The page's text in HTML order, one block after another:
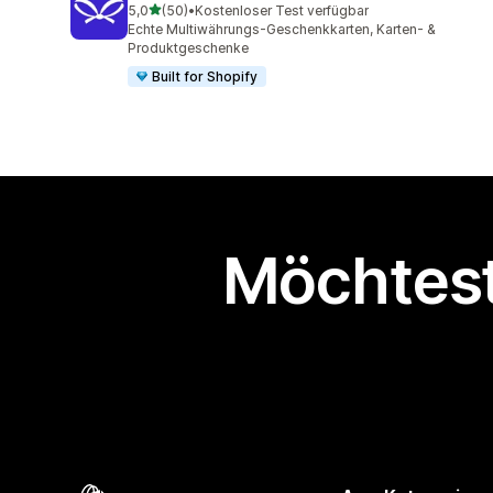
5,0von 5 Sternen
(50)
50 Rezensionen insgesamt
•Kostenloser Test verfügbar
Echte Multiwährungs-Geschenkkarten, Karten- &
Produktgeschenke
Built for Shopify